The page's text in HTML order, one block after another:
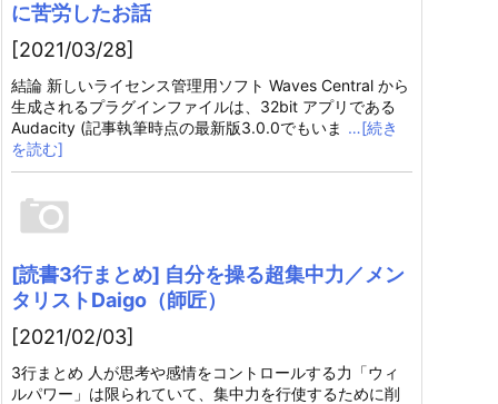
に苦労したお話
[2021/03/28]
結論 新しいライセンス管理用ソフト Waves Central から
生成されるプラグインファイルは、32bit アプリである
Audacity (記事執筆時点の最新版3.0.0でもいま …[続き
を読む]
[読書3行まとめ] 自分を操る超集中力／メン
タリストDaigo（師匠）
[2021/02/03]
3行まとめ 人が思考や感情をコントロールする力「ウィ
ルパワー」は限られていて、集中力を行使するために削